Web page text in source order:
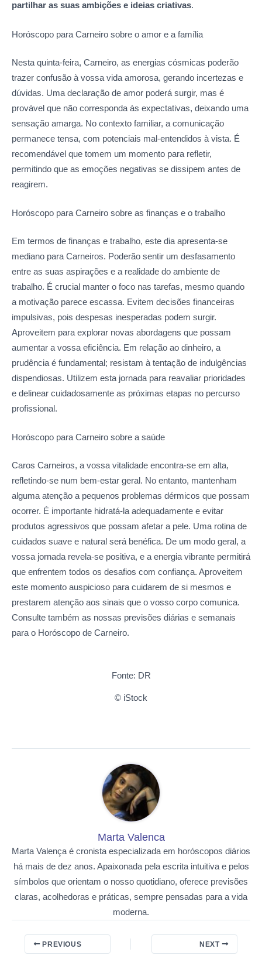
partilhar as suas ambições e ideias criativas.
Horóscopo para Carneiro sobre o amor e a família
Nesta quinta-feira, Carneiro, as energias cósmicas poderão
trazer confusão à vossa vida amorosa, gerando incertezas e
dúvidas. Uma declaração de amor poderá surgir, mas é
provável que não corresponda às expectativas, deixando uma
sensação amarga. No contexto familiar, a comunicação
permanece tensa, com potenciais mal-entendidos à vista. É
recomendável que tomem um momento para refletir,
permitindo que as emoções negativas se dissipem antes de
reagirem.
Horóscopo para Carneiro sobre as finanças e o trabalho
Em termos de finanças e trabalho, este dia apresenta-se
mediano para Carneiros. Poderão sentir um desfasamento
entre as suas aspirações e a realidade do ambiente de
trabalho. É crucial manter o foco nas tarefas, mesmo quando
a motivação parece escassa. Evitem decisões financeiras
impulsivas, pois despesas inesperadas podem surgir.
Aproveitem para explorar novas abordagens que possam
aumentar a vossa eficiência. Em relação ao dinheiro, a
prudência é fundamental; resistam à tentação de indulgências
dispendiosas. Utilizem esta jornada para reavaliar prioridades
e delinear cuidadosamente as próximas etapas no percurso
profissional.
Horóscopo para Carneiro sobre a saúde
Caros Carneiros, a vossa vitalidade encontra-se em alta,
refletindo-se num bem-estar geral. No entanto, mantenham
alguma atenção a pequenos problemas dérmicos que possam
ocorrer. É importante hidratá-la adequadamente e evitar
produtos agressivos que possam afetar a pele. Uma rotina de
cuidados suave e natural será benéfica. De um modo geral, a
vossa jornada revela-se positiva, e a energia vibrante permitirá
que enfrentem todos os desafios com confiança. Aproveitem
este momento auspicioso para cuidarem de si mesmos e
prestarem atenção aos sinais que o vosso corpo comunica.
Consulte também as nossas previsões diárias e semanais
para o Horóscopo de Carneiro.
Fonte: DR
© iStock
Marta Valenca
Marta Valença é cronista especializada em horóscopos diários
há mais de dez anos. Apaixonada pela escrita intuitiva e pelos
símbolos que orientam o nosso quotidiano, oferece previsões
claras, acolhedoras e práticas, sempre pensadas para a vida
moderna.
PREVIOUS NEXT